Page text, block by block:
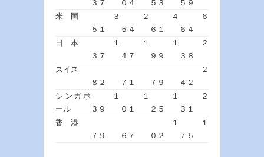
３７
０４
５３
５９
米 国
３
５１
２
５４
４
６１
６
６４
日 本
１
３７
１
４７
１
９９
２
３８
スイス
８２
７１ ７９
２
４２
シンガポ
ール
１
３９
１
０１
１
２５
２
３１
香 港
７９
６７
１
０２
１
７５